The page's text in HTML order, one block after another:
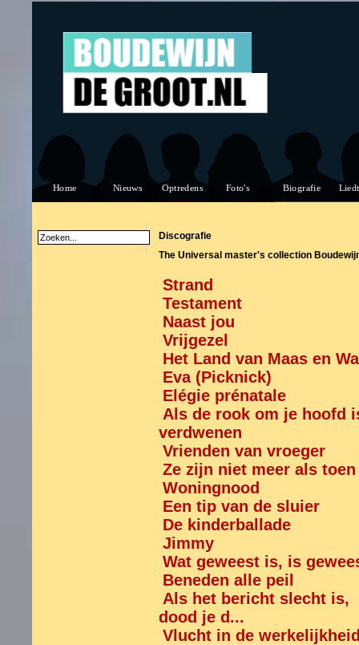
Discografie
The Universal master's collection
Strand
Testament
Naast jou
Vrijgezel
Het Land van Maas en
Eva (Picknick)
Elégie prénatale
Als de rook om je hoofd
verdwenen
Vrienden van vroeger
Ze zijn niet meer als toen
Woningnood
Een tip van de sluier
De kinderballade
Jimmy
Wat geweest is, is
Beneden alle peil
Als het bericht slecht is,
dood je d...
Vlucht in de